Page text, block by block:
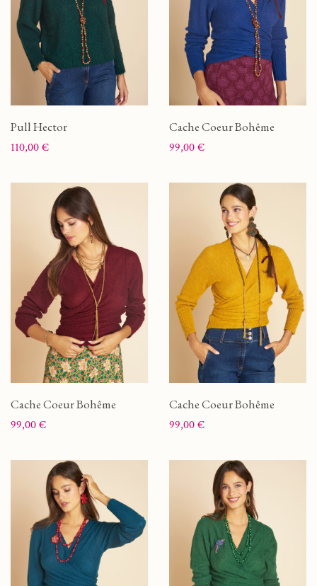
Pull Hector
Prix
110,00 €
Cache Coeur Bohême
Prix
99,00 €
Cache Coeur Bohême
Prix
99,00 €
Cache Coeur Bohême
Prix
99,00 €